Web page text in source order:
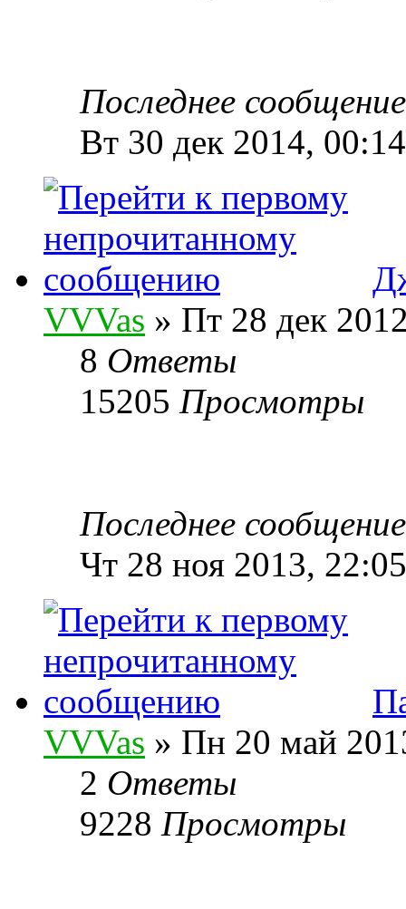
Последнее
Вт 30 дек 2014, 00:14
VVVas » Пт 28 дек
8 Ответы
15205 Просмотры
Последнее
Чт 28 ноя 2013, 22:05
VVVas » Пн 20 май
2 Ответы
9228 Просмотры